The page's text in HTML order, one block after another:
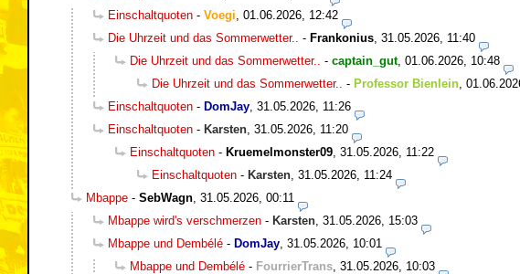
Einschaltquoten - Voegi 01.06.2026, 12:42
Die Uhrzeit und das Sommerwetter..
- Frankonius 31.05.2026, 11:40
Die Uhrzeit und das Sommerwetter..
- captain_gut, 01.06.2026, 10:48
Die Uhrzeit und das Sommerwetter..
- Professor Bienlein
Einschaltquoten - DomJay 31.05.2026, 11:26
Einschaltquoten - Karsten 31.05.2026, 11:20
Einschaltquoten - Kruemelmonster09 31.05.2026, 11:22
Einschaltquoten - Karsten 31.05.2026, 11:24
Mbappe - SebWagn 31.05.2026, 00:11
Mbappe wird's verschmerzen - Karsten 31.05.2026, 15:03
Mbappe und Dembélé - DomJay 31.05.2026, 10:01
Mbappe und Dembélé - FourrierTrans 31.05.2026, 10:03